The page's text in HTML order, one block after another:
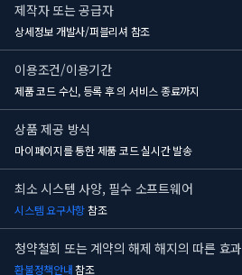
제작자 또는 공급자
상세정보 개발사/퍼블리셔 참조
이용조건/이용기간
제품 코드 수신, 등록 후의 서비스 종료까지
상품 제공 방식
마이페이지를 통한 제품 코드 실시간 발송
최소 시스템 사양, 필수 소프트웨어
시스템 요구사항참조
청약철회 또는 계약의 해제 해지의 따른 효과
환불정책안내참조